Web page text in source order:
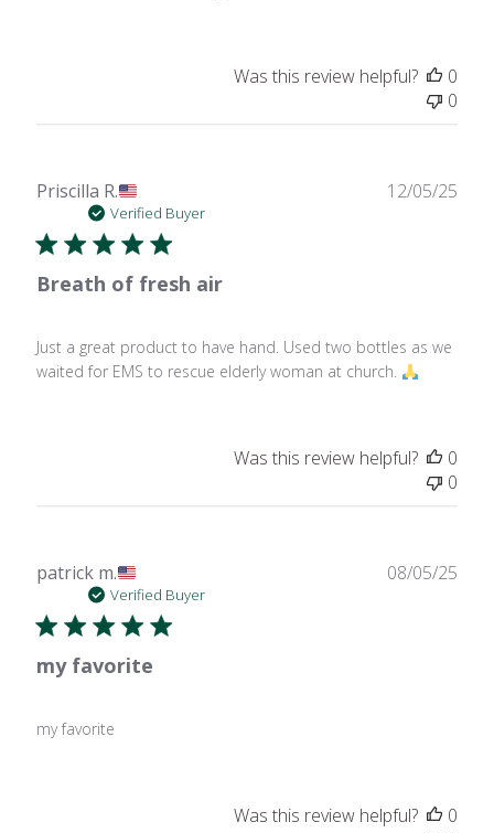
27
Was this review helpful?
0
0
Priscilla R.
Verified Buyer
Breath of fresh air
Just a great product to have hand. Used two bottles as we
waited for EMS to rescue elderly woman at church.
12/05/25
Was this review helpful?
0
0
patrick m.
Verified Buyer
my favorite
my favorite
08/05/25
Was this review helpful?
0